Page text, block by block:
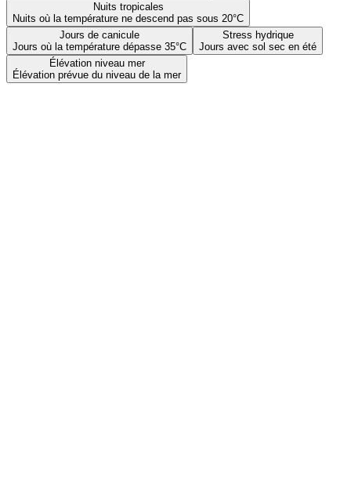
Nuits tropicales
Nuits où la température ne descend pas sous 20°C
Jours de canicule
Jours où la température dépasse 35°C
Stress hydrique
Jours avec sol sec en été
Élévation niveau mer
Élévation prévue du niveau de la mer